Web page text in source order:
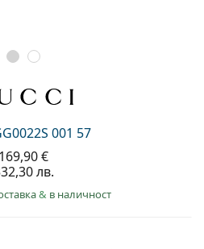
001 57
169,90 €
лв.
& в наличност